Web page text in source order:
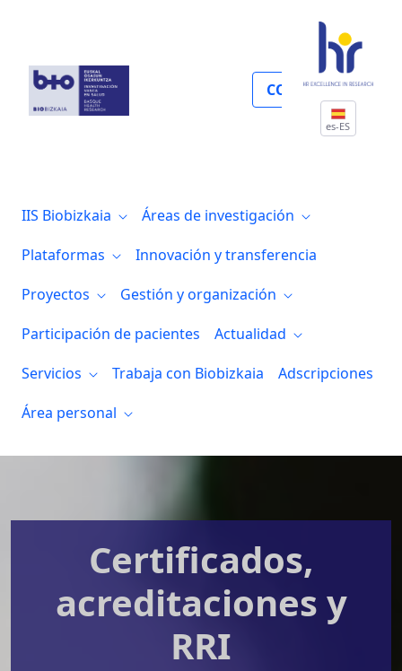
COLABORA
es-ES
IIS Biobizkaia
Áreas de investigación
Plataformas
Innovación y transferencia
Proyectos
Gestión y organización
Participación de pacientes
Actualidad
Servicios
Trabaja con Biobizkaia
Adscripciones
Área personal
Certificados,
acreditaciones y
RRI